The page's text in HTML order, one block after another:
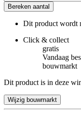
Bereken aantal
Dit product wordt
Click & collect
gratis
Vandaag
bouwmarkt
Dit product is in deze
Wijzig bouwmarkt